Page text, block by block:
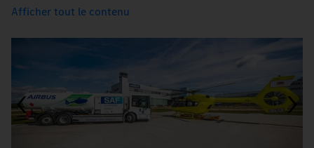
Afficher tout le contenu